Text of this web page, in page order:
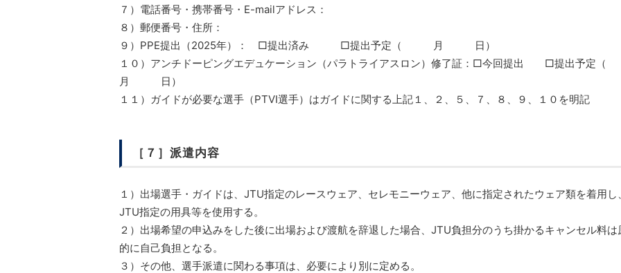
７）電話番号・携帯番号・E-mailアドレス：
８）郵便番号・住所：
９）PPE提出（2025年）： □提出済み □提出予定（ 月 日）
１０）アンチドーピングエデュケーション（パラトライアスロン）修了証：□今回提出 □提出予
月 日）
１１）ガイドが必要な選手（PTVI選手）はガイドに関する上記１、２、５、７、８、９、１０を明記
［７］派遣内容
１）出場選手・ガイドは、JTU指定のレースウェア、セレモニーウェア、他に指定されたウェア類を着用し、
JTU指定の用具等を使用する。
２）出場希望の申込みをした後に出場および渡航を辞退した場合、JTU負担分のうち掛かるキャンセル料は
的に自己負担となる。
３）その他、選手派遣に関わる事項は、必要により別に定める。